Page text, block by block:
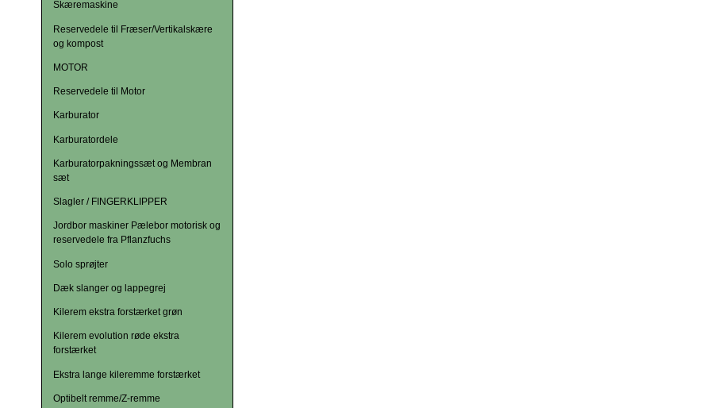
Skæremaskine
Reservedele til Fræser/Vertikalskære
og kompost
MOTOR
Reservedele til Motor
Karburator
Karburatordele
Karburatorpakningssæt og Membran
sæt
Slagler / FINGERKLIPPER
Jordbor maskiner Pælebor motorisk og
reservedele fra Pflanzfuchs
Solo sprøjter
Dæk slanger og lappegrej
Kilerem ekstra forstærket grøn
Kilerem evolution røde ekstra
forstærket
Ekstra lange kileremme forstærket
Optibelt remme/Z-remme